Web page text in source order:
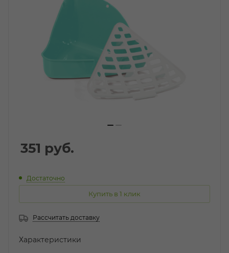
351 руб.
Достаточно
Купить в 1 клик
Рассчитать доставку
Характеристики